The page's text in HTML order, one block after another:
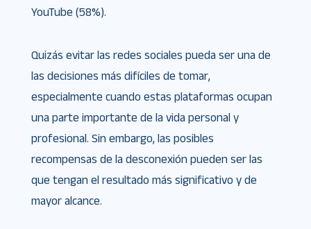
YouTube (58%).
Quizás evitar las redes sociales pueda ser una de
las decisiones más difíciles de tomar,
especialmente cuando estas plataformas ocupan
una parte importante de la vida personal y
profesional. Sin embargo, las posibles
recompensas de la desconexión pueden ser las
que tengan el resultado más significativo y de
mayor alcance.